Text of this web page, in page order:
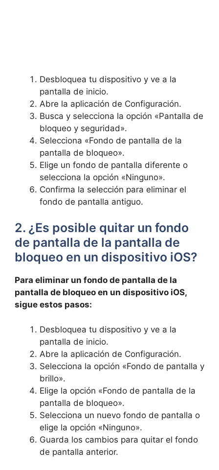
Desbloquea tu dispositivo y ve a la
pantalla de inicio.
Abre la aplicación de Configuración.
Busca y selecciona la opción «Pantalla de
bloqueo y seguridad».
Selecciona «Fondo de pantalla de la
pantalla de bloqueo».
Elige un fondo de pantalla diferente o⁣
selecciona la opción «Ninguno».
Confirma la selección para⁣ eliminar el
fondo de pantalla antiguo.
2. ¿Es posible quitar un fondo
de pantalla de la‌ pantalla de ​
bloqueo⁢ en un dispositivo iOS?
Para eliminar un fondo de pantalla de la
pantalla de bloqueo en un dispositivo iOS,
sigue estos pasos:
Desbloquea tu​ dispositivo y ⁤ve a la
pantalla de inicio.
Abre la⁢ aplicación de Configuración.
Selecciona la opción «Fondo de pantalla y⁢
brillo».
Elige la opción «Fondo de ⁤pantalla de la
pantalla de bloqueo».
Selecciona un nuevo fondo de pantalla o
elige la opción «Ninguno».
Guarda los ⁢cambios para quitar⁣ el fondo
de pantalla anterior.